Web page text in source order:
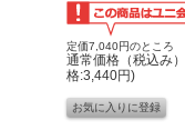
定価7,040円のところ
通常価格（税込み）
格:3,440円)